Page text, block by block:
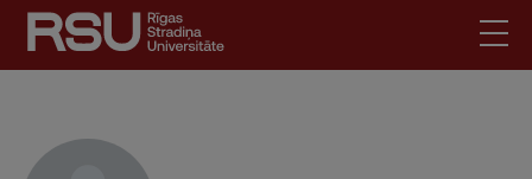
Pārlekt
galveno
saturu
Latviski